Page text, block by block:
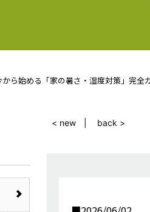
から始める「家の暑さ・湿度対策」完全
< new back >